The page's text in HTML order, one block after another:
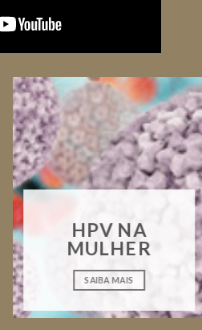
HPV NA
MULHER
SAIBA MAIS